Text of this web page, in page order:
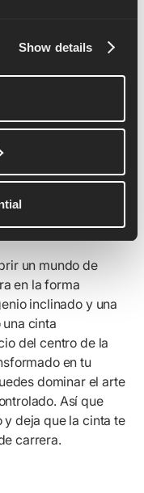
Show details
baja de la espalda.
un mundo de
en la forma
inclinado y una
cinta
del centro de la
en tu
dominar el arte
Así que
deja que la cinta te
carrera.